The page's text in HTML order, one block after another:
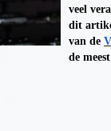
veel
dit
van de
de